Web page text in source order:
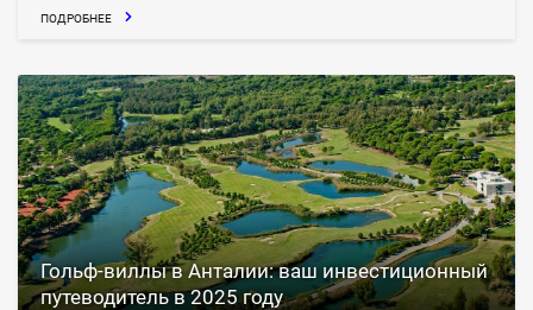
ПОДРОБНЕЕ
Гольф-виллы в Анталии: ваш инвестиционный
путеводитель в 2025 году